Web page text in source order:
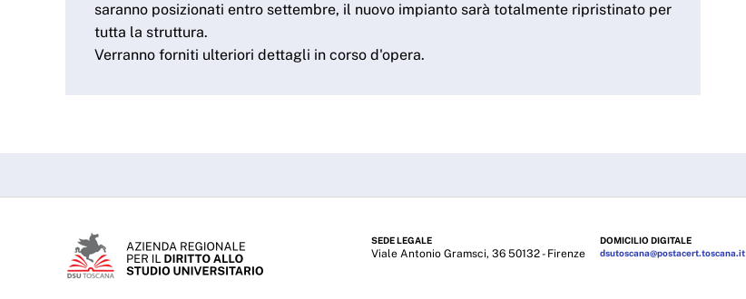
saranno posizionati entro settembre, il nuovo impianto sarà totalmente ripristinato per
tutta la struttura.
Verranno forniti ulteriori dettagli in corso d'opera.
SEDE LEGALE
Viale Antonio Gramsci, 36 50132 - Firenze
DOMICILIO DIGITALE
dsutoscana@postacert.toscana.it